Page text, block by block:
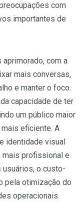
com
importantes de
com a
mais conversas,
e manter o foco.
capacidade de ter
um público maior
eficiente. A
identidade visual
mais profissional e
usuários, o custo-
pela otimização do
operacionais.